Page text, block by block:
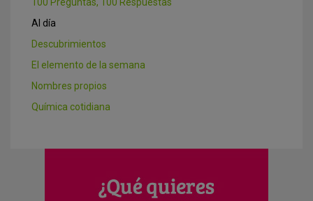
Al día
Descubrimientos
El elemento de la semana
Nombres propios
Química cotidiana